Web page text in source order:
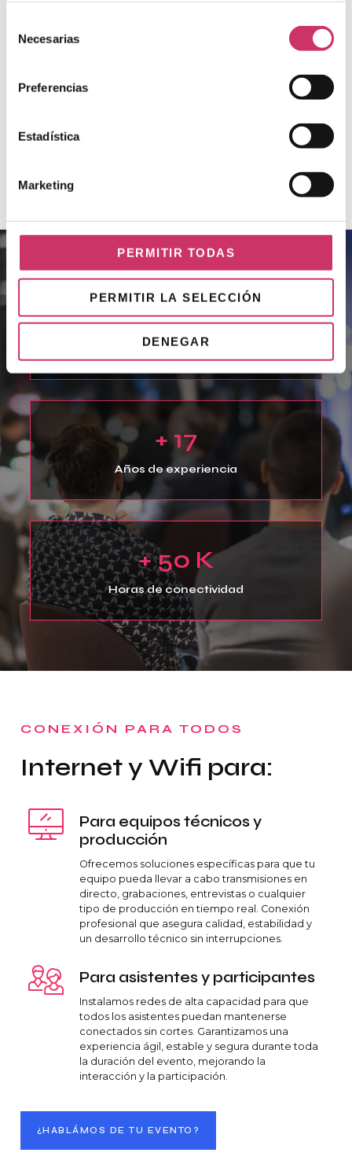
Necesarias
Preferencias
Estadística
Marketing
PERMITIR TODAS
PERMITIR LA SELECCIÓN
DENEGAR
VER PROYECTO »
+ 4 K
Eventos conectados
+ 17
Años de experiencia
+ 50 K
Horas de conectividad
CONEXIÓN PARA TODOS
Internet y Wifi para:
Para equipos técnicos y
producción
Ofrecemos soluciones específicas para que tu
equipo pueda llevar a cabo transmisiones en
directo, grabaciones, entrevistas o cualquier
tipo de producción en tiempo real. Conexión
profesional que asegura calidad, estabilidad y
un desarrollo técnico sin interrupciones.
Para asistentes y participantes
Instalamos redes de alta capacidad para que
todos los asistentes puedan mantenerse
conectados sin cortes. Garantizamos una
experiencia ágil, estable y segura durante toda
la duración del evento, mejorando la
interacción y la participación.
¿HABLÁMOS DE TU EVENTO?